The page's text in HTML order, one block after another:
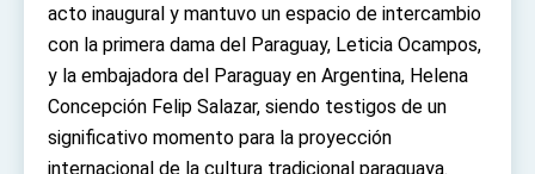
acto inaugural y mantuvo un espacio de intercambio
con la primera dama del Paraguay, Leticia Ocampos,
y la embajadora del Paraguay en Argentina, Helena
Concepción Felip Salazar, siendo testigos de un
significativo momento para la proyección
internacional de la cultura tradicional paraguaya.